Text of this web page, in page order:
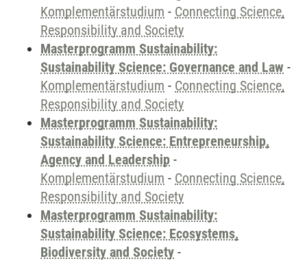
Komplementärstudium - Connecting Science,
Responsibility and Society
Masterprogramm Sustainability:
Sustainability Science: Governance and Law -
Komplementärstudium - Connecting Science,
Responsibility and Society
Masterprogramm Sustainability:
Sustainability Science: Entrepreneurship,
Agency and Leadership -
Komplementärstudium - Connecting Science,
Responsibility and Society
Masterprogramm Sustainability:
Sustainability Science: Ecosystems,
Biodiversity and Society -